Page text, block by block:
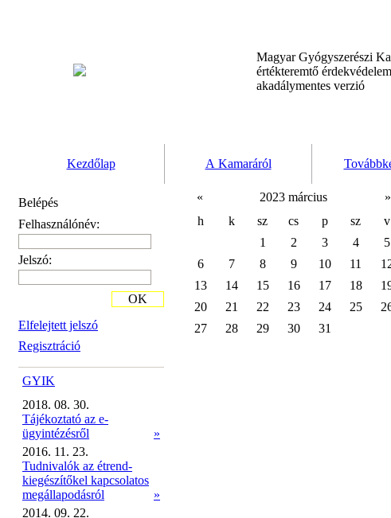
Magyar Gyógyszerészi
értékteremtő érdekvédelem
akadálymentes verzió
Kezdőlap A Kamaráról
Belépés
Felhasználónév:
Jelszó:
Elfelejtett jelszó
Regisztráció
OK
GYIK
2018. 08. 30.
Tájékoztató az e-
ügyintézésről
»
2016. 11. 23.
Tudnivalók az étrend-
kiegészítőkel kapcsolatos
megállapodásról
»
2014. 09. 22.
« 2023 március
»
h
k sz cs p sz
v
1
2 3 4
5
6
7 8 9 10 11
13
14 15 16 17 18
20
21 22 23 24 25
27
28 29 30 31